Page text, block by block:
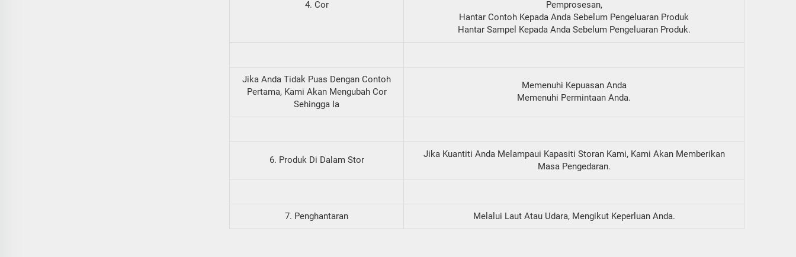
4. Cor
Pemprosesan,
Hantar Contoh Kepada Anda Sebelum Pengeluaran Produk
Hantar Sampel Kepada Anda Sebelum Pengeluaran Produk.
Jika Anda Tidak Puas Dengan Contoh
Pertama, Kami Akan Mengubah Cor
Sehingga Ia
Memenuhi Kepuasan Anda
Memenuhi Permintaan Anda.
6. Produk Di Dalam Stor
Jika Kuantiti Anda Melampaui Kapasiti Storan Kami, Kami Akan Memberikan
Masa Pengedaran.
7. Penghantaran Melalui Laut Atau Udara, Mengikut Keperluan Anda.